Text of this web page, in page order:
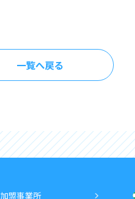
一覧へ戻る
加盟事業所